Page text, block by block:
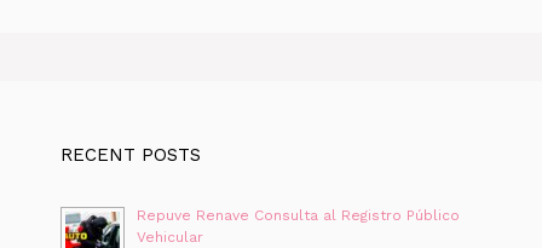
RECENT POSTS
Repuve Renave Consulta al Registro Público
Vehicular